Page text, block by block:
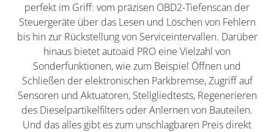
perfekt im Griff: vom präzisen OBD2-Tiefenscan der
Steuergeräte über das Lesen und Löschen von Fehlern
bis hin zur Rückstellung von Serviceintervallen. Darüber
hinaus bietet autoaid PRO eine Vielzahl von
Sonderfunktionen, wie zum Beispiel Öffnen und
Schließen der elektronischen Parkbremse, Zugriff auf
Sensoren und Aktuatoren, Stellgliedtests, Regenerieren
des Dieselpartikelfilters oder Anlernen von Bauteilen.
Und das alles gibt es zum unschlagbaren Preis direkt